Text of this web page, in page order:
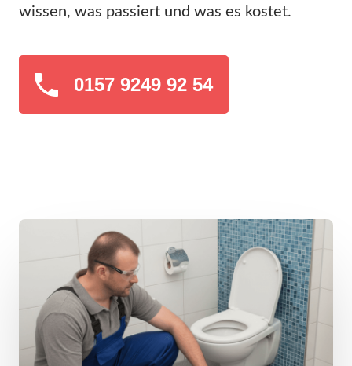
wissen, was passiert und was es kostet.
0157 9249 92 54